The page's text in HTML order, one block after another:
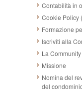
Contabilità in
Cookie Policy
Formazione
Iscriviti alla
La
Missione
Nomina del
del